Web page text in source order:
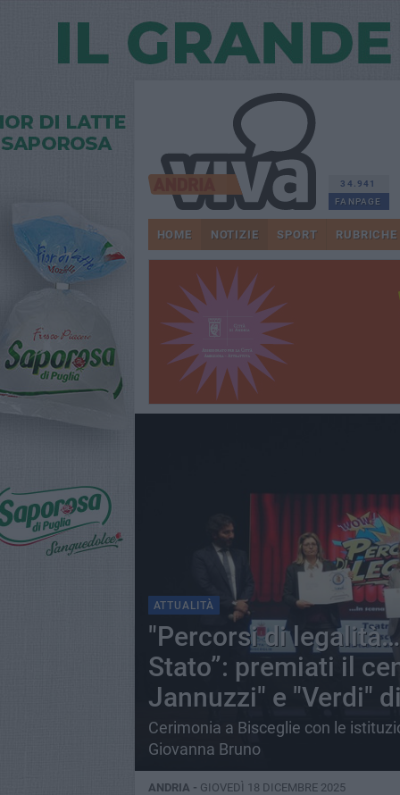
34.941
FANPAGE
HOME NOTIZIE SPORT RUBRICHE
ATTUALITÀ
"Percorsi di
Stato”: premiati il
Jannuzzi" e "Verdi"
Cerimonia a Bisceglie con le
Giovanna Bruno
ANDRIA - GIOVEDÌ 18 DICEMBRE 2025